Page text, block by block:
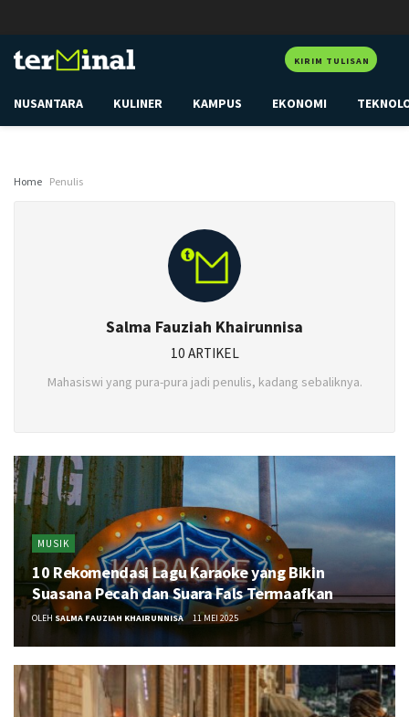
KIRIM TULISAN
NUSANTARA KULINER KAMPUS EKONOMI
Home Penulis
Salma Fauziah Khairunnisa
10 ARTIKEL
Mahasiswi yang pura-pura jadi penulis, kadang sebaliknya.
MUSIK
10 Rekomendasi Lagu Karaoke yang Bikin
Suasana Pecah dan Suara Fals Termaafkan
OLEH SALMA FAUZIAH KHAIRUNNISA 11 MEI 2025